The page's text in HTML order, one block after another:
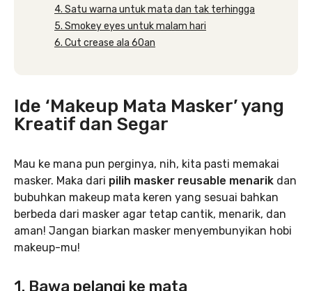
4. Satu warna untuk mata dan tak terhingga
5. Smokey eyes untuk malam hari
6. Cut crease ala 60an
Ide ‘Makeup Mata Masker’ yang
Kreatif dan Segar
Mau ke mana pun perginya, nih, kita pasti memakai
masker. Maka dari pilih masker reusable menarik dan
bubuhkan makeup mata keren yang sesuai bahkan
berbeda dari masker agar tetap cantik, menarik, dan
aman! Jangan biarkan masker menyembunyikan hobi
makeup-mu!
1. Bawa pelangi ke mata